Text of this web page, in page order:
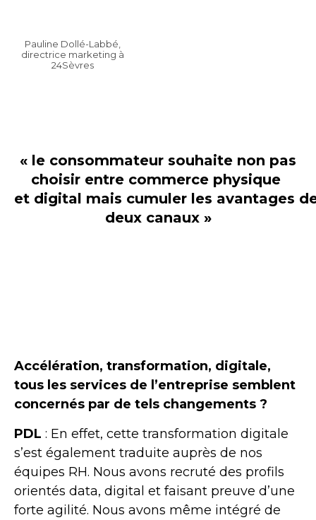
Pauline Dollé-Labbé,
directrice marketing à
24Sèvres
« le consommateur souhaite non pas
choisir entre commerce physique
et digital mais cumuler les avantages
deux canaux »
Accélération, transformation, digitale,
tous les services de l’entreprise semblent
concernés par de tels changements ?
PDL : En effet, cette transformation digitale
s’est également traduite auprès de nos
équipes RH. Nous avons recruté des profils
orientés data, digital et faisant preuve d’une
forte agilité. Nous avons même intégré de